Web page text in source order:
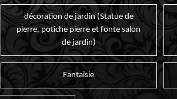
décoration de jardin (Statue de
pierre, potiche pierre et fonte salon
de jardin)
Fantaisie